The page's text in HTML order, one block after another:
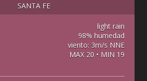
SANTA FE
light rain
98% humedad
viento: 3m/s NNE
MAX 20 • MIN 19